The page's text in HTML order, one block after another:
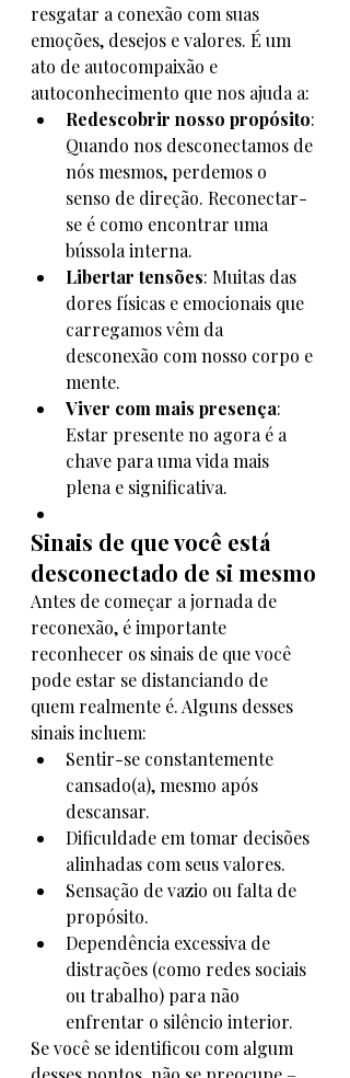
resgatar a conexão com suas
emoções, desejos e valores. É um
ato de autocompaixão e
autoconhecimento que nos ajuda a:
Redescobrir nosso propósito:
Quando nos desconectamos de
nós mesmos, perdemos o
senso de direção. Reconectar-
se é como encontrar uma
bússola interna.
Libertar tensões: Muitas das
dores físicas e emocionais que
carregamos vêm da
desconexão com nosso corpo e
mente.
Viver com mais presença:
Estar presente no agora é a
chave para uma vida mais
plena e significativa.
Sinais de que você está
desconectado de si mesmo
Antes de começar a jornada de
reconexão, é importante
reconhecer os sinais de que você
pode estar se distanciando de
quem realmente é. Alguns desses
sinais incluem:
Sentir-se constantemente
cansado(a), mesmo após
descansar.
Dificuldade em tomar decisões
alinhadas com seus valores.
Sensação de vazio ou falta de
propósito.
Dependência excessiva de
distrações (como redes sociais
ou trabalho) para não
enfrentar o silêncio interior.
Se você se identificou com algum